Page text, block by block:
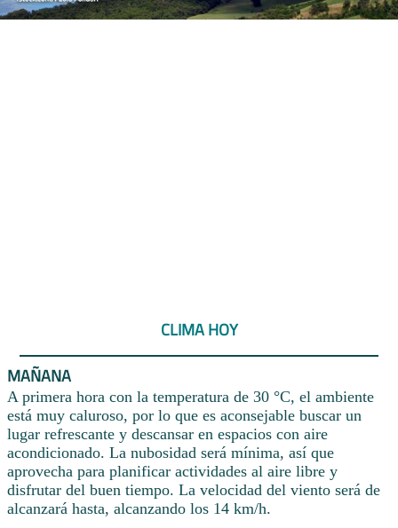
CLIMA HOY
MAÑANA
A primera hora con la temperatura de 30 °C, el ambiente
está muy caluroso, por lo que es aconsejable buscar un
lugar refrescante y descansar en espacios con aire
acondicionado. La nubosidad será mínima, así que
aprovecha para planificar actividades al aire libre y
disfrutar del buen tiempo. La velocidad del viento será de
alcanzará hasta, alcanzando los 14 km/h.